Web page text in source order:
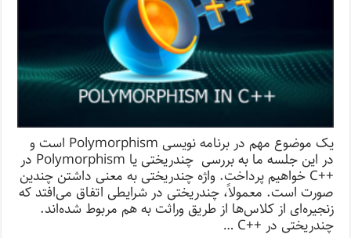
یک موضوع مهم در برنامه نویسی Polymorphism است و
در این جلسه ما به بررسی چندریختی یا Polymorphism در
++C خواهیم پرداخت. واژه چندریختی به معنی داشتن چندین
صورت است. معمولاً، چندریختی در شرایطی اتفاق می‌افتد که
زنجیره‌ای از کلاس‌ها از طریق وراثت به هم مربوط شده‌اند.
چندریختی در ++C …